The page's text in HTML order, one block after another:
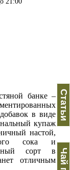
банке –
в виде
купаж
настой,
сока и
сорт в
отличным
Статьи